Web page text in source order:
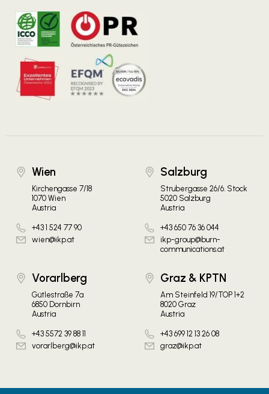
Wien
Kirchengasse 7/18
1070 Wien
Austria
+43 1 524 77 90
wien@ikp.at
Salzburg
Strubergasse 26/6. Stock
5020 Salzburg
Austria
+43 650 76 36 044
ikp-group@burn-
communications.at
Vorarlberg
Gütlestraße 7a
6850 Dornbirn
Austria
+43 5572 39 88 11
vorarlberg@ikp.at
Graz & KPTN
Am Steinfeld 19/TOP 1+2
8020 Graz
Austria
+43 699 12 13 26 08
graz@ikp.at